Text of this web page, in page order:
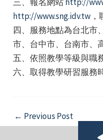
http://www.sng.idv.tw，
四、服務地點為台北市
市、台中市、台南市、
五、依照教學等級與職
六、取得教學研習服務
Post
navigation
← Previous Post